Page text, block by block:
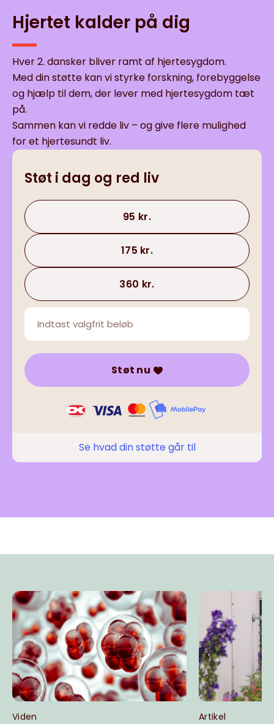
Hjertet kalder på dig
Hver 2. dansker bliver ramt af hjertesygdom.
Med din støtte kan vi styrke forskning, forebyggelse
og hjælp til dem, der lever med hjertesygdom tæt
på.
Sammen kan vi redde liv – og give flere mulighed
for et hjertesundt liv.
Støt i dag og red liv
95 kr.
175 kr.
360 kr.
Støt nu
Se hvad din støtte går til
Viden Artikel